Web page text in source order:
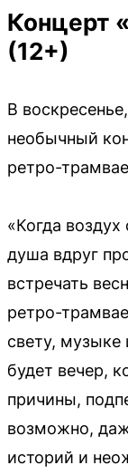
Концерт
(12+)
В
необычный
ретро-
«Когда
душа вдруг
встречать
ретро-
свету,
будет вечер,
причины,
возможно,
историй и